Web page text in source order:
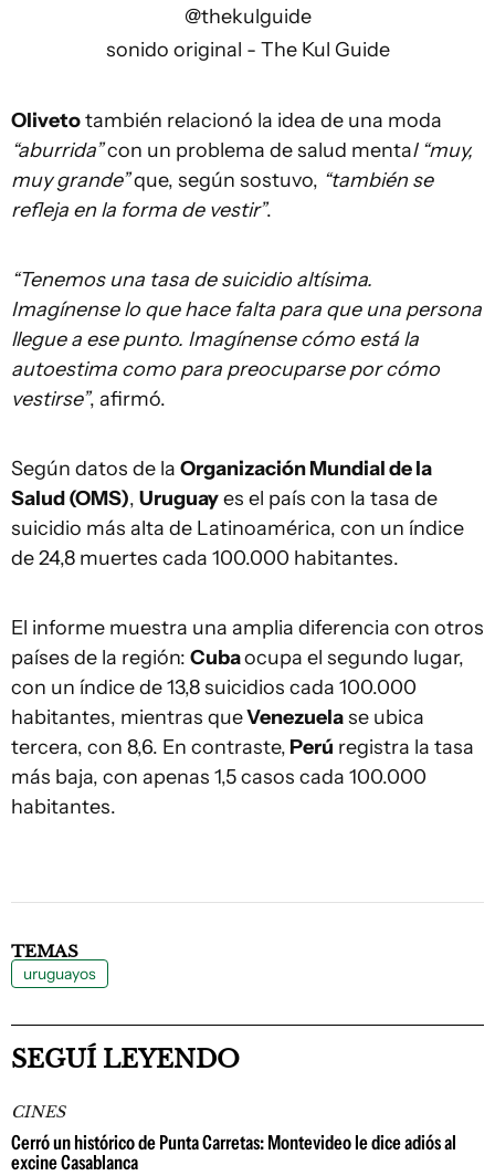
@thekulguide
sonido original - The Kul Guide
Olivetotambién relacionó la idea de una moda
“aburrida”con un problema de salud mental “muy,
muy grande”que, según sostuvo, “también se
refleja en la forma de vestir”.
“Tenemos una tasa de suicidio altísima.
Imagínense lo que hace falta para que una persona
llegue a ese punto. Imagínense cómo está la
autoestima como para preocuparse por cómo
vestirse”, afirmó.
Según datos de la Organización Mundial de la
Salud (OMS), Uruguayes el país con la tasa de
suicidio más alta de Latinoamérica, con un índice
de 24,8 muertes cada 100.000 habitantes.
El informe muestra una amplia diferencia con otros
países de la región: Cubaocupa el segundo lugar,
con un índice de 13,8 suicidios cada 100.000
habitantes, mientras queVenezuelase ubica
tercera, con 8,6. En contraste, Perú registra la tasa
más baja, con apenas 1,5 casos cada 100.000
habitantes.
TEMAS
uruguayos
SEGUÍ LEYENDO
CINES
Cerró un histórico de Punta Carretas: Montevideo le dice adiós al
excine Casablanca